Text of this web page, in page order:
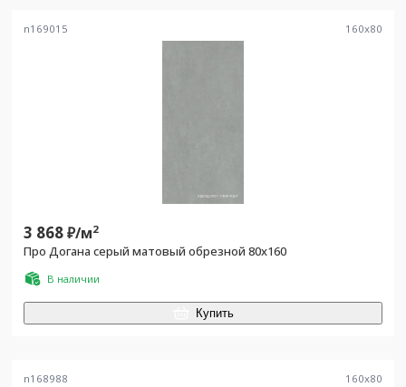
n169015 160x80
3 868₽/м2
Про Догана серый матовый обрезной 80x160
В наличии
Купить
n168988 160x80